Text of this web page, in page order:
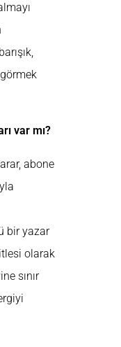
var mı?
abone
bir yazar
olarak
sınır